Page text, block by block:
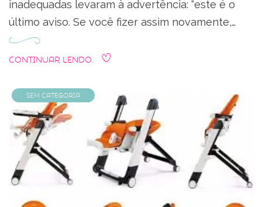
inadequadas levaram à advertência: “este é o
último aviso. Se você fizer assim novamente,…
Continuar Lendo
Sem categoria